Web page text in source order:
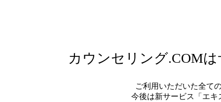
カウンセリング.COM
ご利用いただいた全て
今後は新サービス「エ